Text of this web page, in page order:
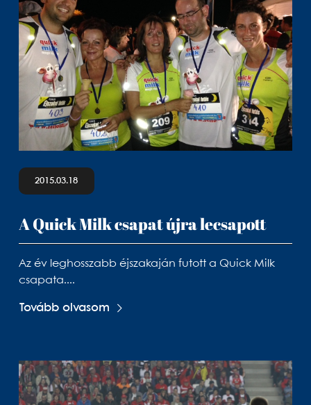
2015.03.18
A Quick Milk csapat újra lecsapott
Az év leghosszabb éjszakaján futott a Quick Milk
csapata....
Tovább olvasom